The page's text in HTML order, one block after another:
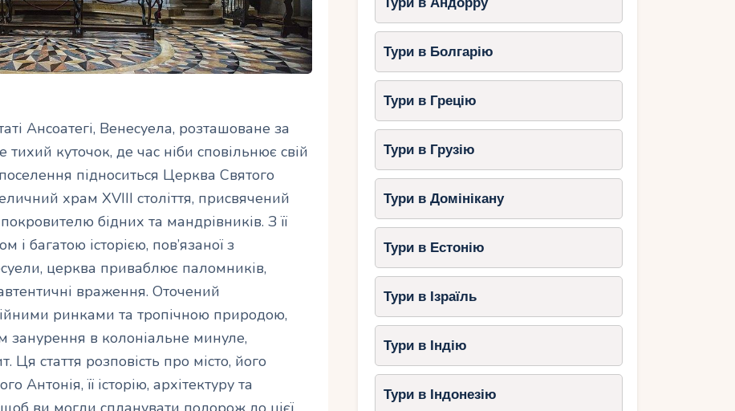
Ансоатегі, Венесуела, розташоване за
куточок, де час ніби сповільнює свій
підноситься Церква Святого
храм XVIII століття, присвячений
бідних та мандрівників. З її
багатою історією, пов’язаної з
церква приваблює паломників,
автентичні враження. Оточений
ринками та тропічною природою,
занурення в колоніальне минуле,
Ця стаття розповість про місто, його
Антонія, її історію, архітектуру та
Тури в Болгарію
Тури в Грецію
Тури в Грузію
Тури в Домінікану
Тури в Естонію
Тури в Ізраїль
Тури в Індію
Тури в Індонезію